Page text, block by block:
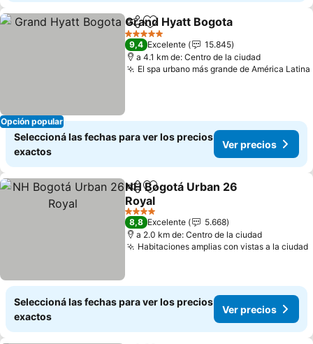
Opción popular
CompartirAñadir a favoritos
Grand Hyatt Bogota
5 Estrellas
9,4 Excelente
15.845
a 4.1 km de: Centro de la ciudad
El spa urbano más grande de América Latina
Seleccioná las fechas para ver los precios
exactos
Ver precios
CompartirAñadir a favoritos
NH Bogotá Urban 26
Royal
4 Estrellas
8,8 Excelente
5.668
a 2.0 km de: Centro de la ciudad
Habitaciones amplias con vistas a la ciudad
Seleccioná las fechas para ver los precios
exactos
Ver precios